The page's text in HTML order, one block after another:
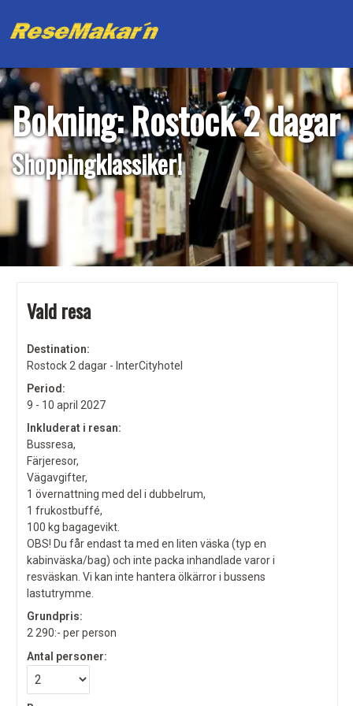
Bokning: Rostock 2 dagar
Shoppingklassiker!
Vald resa
Destination:
Rostock 2 dagar - InterCityhotel
Period:
9 - 10 april 2027
Inkluderat i resan:
Bussresa,
Färjeresor,
Vägavgifter,
1 övernattning med del i dubbelrum,
1 frukostbuffé,
100 kg bagagevikt.
OBS! Du får endast ta med en liten väska (typ en
kabinväska/bag) och inte packa inhandlade varor i
resväskan. Vi kan inte hantera ölkärror i bussens
lastutrymme.
Grundpris:
2 290:- per person
Antal personer: